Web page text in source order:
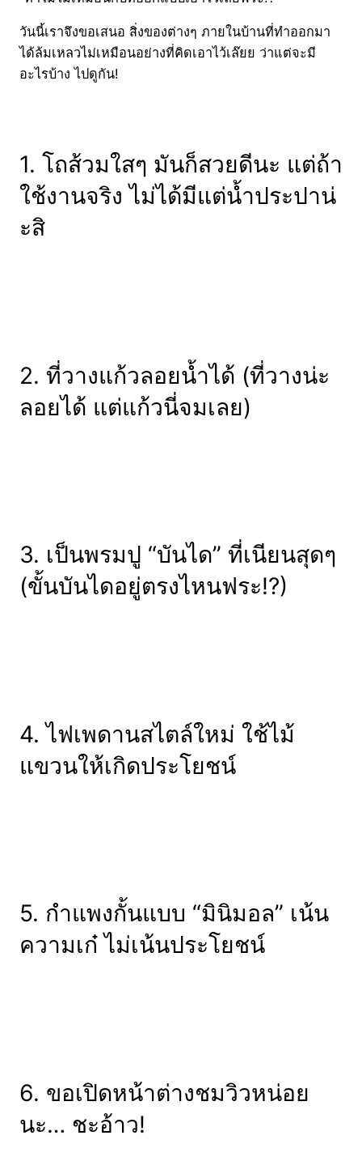
วันนี้เราจึงขอเสนอ สิ่งของต่างๆ ภายในบ้านที่ทำออกมา
ได้ล้มเหลวไม่เหมือนอย่างที่คิดเอาไว้เล๊ยย ว่าแต่จะมี
อะไรบ้าง ไปดูกัน!
1. โถส้วมใสๆ มันก็สวยดีนะ แต่ถ้า
ใช้งานจริง ไม่ได้มีแต่น้ำประปาน่
ะสิ
2. ที่วางแก้วลอยน้ำได้ (ที่วางน่ะ
ลอยได้ แต่แก้วนี่จมเลย)
3. เป็นพรมปู “บันได” ที่เนียนสุดๆ
(ขั้นบันไดอยู่ตรงไหนฟระ!?)
4. ไฟเพดานสไตล์ใหม่ ใช้ไม้
แขวนให้เกิดประโยชน์
5. กำแพงกั้นแบบ “มินิมอล” เน้น
ความเก๋ ไม่เน้นประโยชน์
6. ขอเปิดหน้าต่างชมวิวหน่อย
นะ… ชะอ้าว!